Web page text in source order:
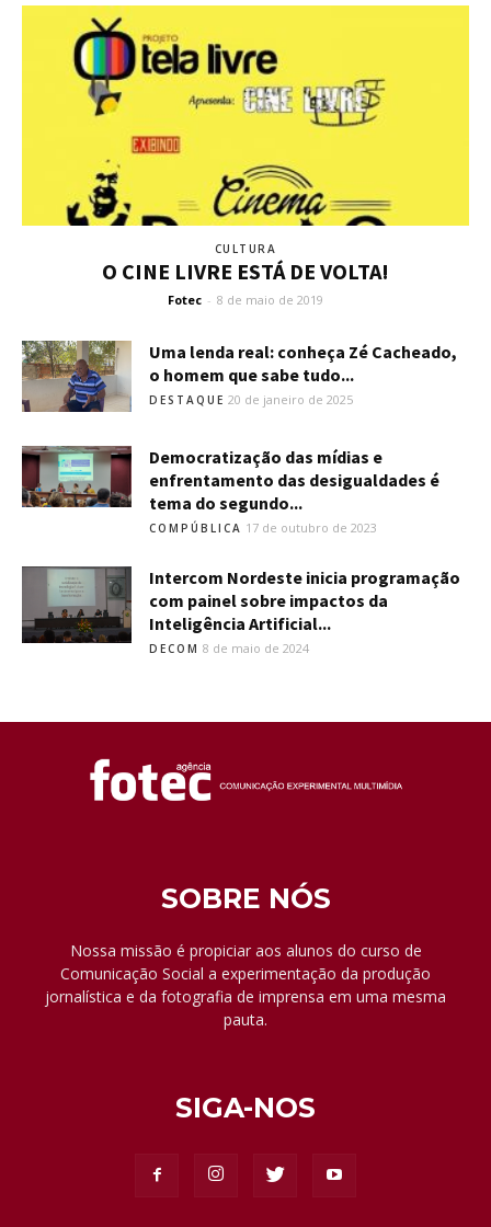
CULTURA
O CINE LIVRE ESTÁ DE VOLTA!
Fotec - 8 de maio de 2019
Uma lenda real: conheça Zé Cacheado,
o homem que sabe tudo...
DESTAQUE 20 de janeiro de 2025
Democratização das mídias e
enfrentamento das desigualdades é
tema do segundo...
COMPÚBLICA 17 de outubro de 2023
Intercom Nordeste inicia programação
com painel sobre impactos da
Inteligência Artificial...
DECOM 8 de maio de 2024
SOBRE NÓS
Nossa missão é propiciar aos alunos do curso de
Comunicação Social a experimentação da produção
jornalística e da fotografia de imprensa em uma mesma
pauta.
SIGA-NOS